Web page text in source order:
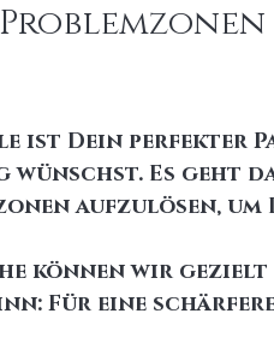
ist Dein perfekter
wünschst. Es geht
aufzulösen,
können wir
Für eine